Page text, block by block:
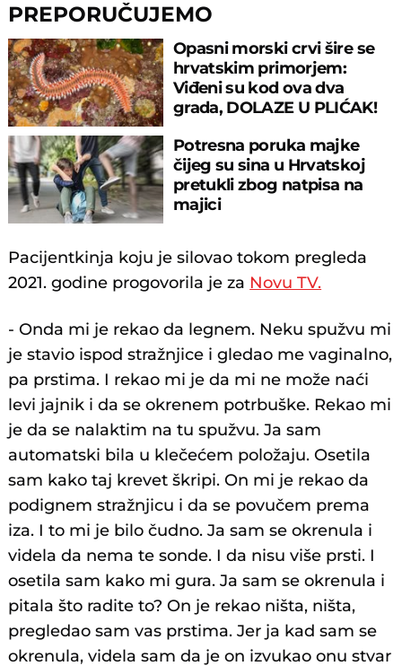
PREPORUČUJEMO
Opasni morski crvi šire se
hrvatskim primorjem:
Viđeni su kod ova dva
grada, DOLAZE U PLIĆAK!
Potresna poruka majke
čijeg su sina u Hrvatskoj
pretukli zbog natpisa na
majici
Pacijentkinja koju je silovao tokom pregleda
2021. godine progovorila je za Novu TV.
- Onda mi je rekao da legnem. Neku spužvu mi
je stavio ispod stražnjice i gledao me vaginalno,
pa prstima. I rekao mi je da mi ne može naći
levi jajnik i da se okrenem potrbuške. Rekao mi
je da se nalaktim na tu spužvu. Ja sam
automatski bila u klečećem položaju. Osetila
sam kako taj krevet škripi. On mi je rekao da
podignem stražnjicu i da se povučem prema
iza. I to mi je bilo čudno. Ja sam se okrenula i
videla da nema te sonde. I da nisu više prsti. I
osetila sam kako mi gura. Ja sam se okrenula i
pitala što radite to? On je rekao ništa, ništa,
pregledao sam vas prstima. Jer ja kad sam se
okrenula, videla sam da je on izvukao onu stvar